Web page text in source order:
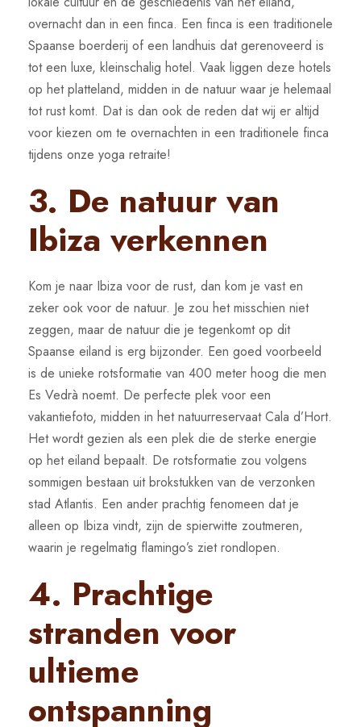
overnacht dan in een finca. Een finca is een traditionele
Spaanse boerderij of een landhuis dat gerenoveerd is
tot een luxe, kleinschalig hotel. Vaak liggen deze hotels
op het platteland, midden in de natuur waar je helemaal
tot rust komt. Dat is dan ook de reden dat wij er altijd
voor kiezen om te overnachten in een traditionele finca
tijdens onze yoga retraite!
3. De natuur van
Ibiza verkennen
Kom je naar Ibiza voor de rust, dan kom je vast en
zeker ook voor de natuur. Je zou het misschien niet
zeggen, maar de natuur die je tegenkomt op dit
Spaanse eiland is erg bijzonder. Een goed voorbeeld
is de unieke rotsformatie van 400 meter hoog die men
Es Vedrà noemt. De perfecte plek voor een
vakantiefoto, midden in het natuurreservaat Cala d’Hort.
Het wordt gezien als een plek die de sterke energie
op het eiland bepaalt. De rotsformatie zou volgens
sommigen bestaan uit brokstukken van de verzonken
stad Atlantis. Een ander prachtig fenomeen dat je
alleen op Ibiza vindt, zijn de spierwitte zoutmeren,
waarin je regelmatig flamingo’s ziet rondlopen.
4. Prachtige
stranden voor
ultieme
ontspanning